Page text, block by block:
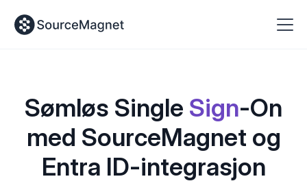
Sømløs Single Sign-On
med SourceMagnet og
‍Entra ID-integrasjon